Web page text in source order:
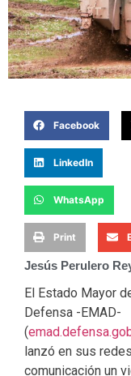
Facebook
LinkedIn
WhatsApp
Print
Jesús Perulero
El Estado Mayor
Defensa -EMAD-
(
lanzó en sus
comunicación un